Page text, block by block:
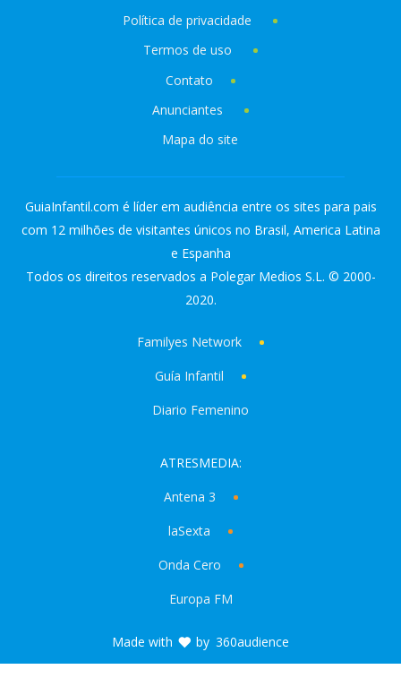
Política de privacidade
Termos de uso
Contato
Anunciantes
Mapa do site
GuiaInfantil.com é líder em audiência entre os sites para pais
com 12 milhões de visitantes únicos no Brasil, America Latina
e Espanha
Todos os direitos reservados a Polegar Medios S.L. © 2000-
2020.
Familyes Network
Guía Infantil
Diario Femenino
ATRESMEDIA:
Antena 3
laSexta
Onda Cero
Europa FM
Made with by 360audience